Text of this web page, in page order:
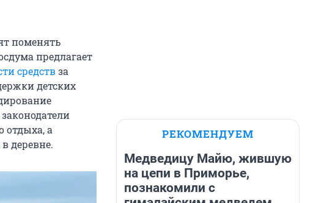
поменять
предлагает
средствза
детских
отдыха, а
деревне.
РЕКОМЕНДУЕМ
Медведицу Майю, жившую
на цепи в Приморье,
познакомили с